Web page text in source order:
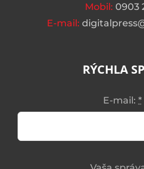
Mobil: 0903
E-mail:
RÝCHLA
E-mail: *